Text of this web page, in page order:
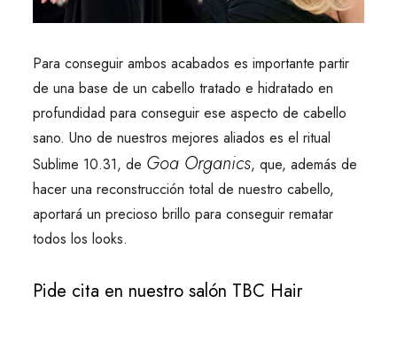
Para conseguir ambos acabados es importante partir
de una base de un cabello tratado e hidratado en
profundidad para conseguir ese aspecto de cabello
sano. Uno de nuestros mejores aliados es el ritual
Sublime 10.31, de Goa Organics, que, además de
hacer una reconstrucción total de nuestro cabello,
aportará un precioso brillo para conseguir rematar
todos los looks.
Pide cita en nuestro salón TBC Hair